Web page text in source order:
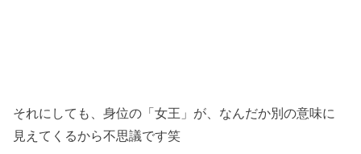
それにしても、身位の「女王」が、なんだか別の意味に
見えてくるから不思議です笑